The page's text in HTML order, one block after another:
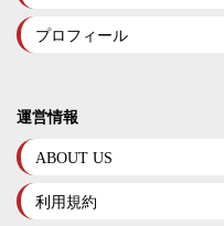
プロフィール
運営情報
ABOUT US
利用規約